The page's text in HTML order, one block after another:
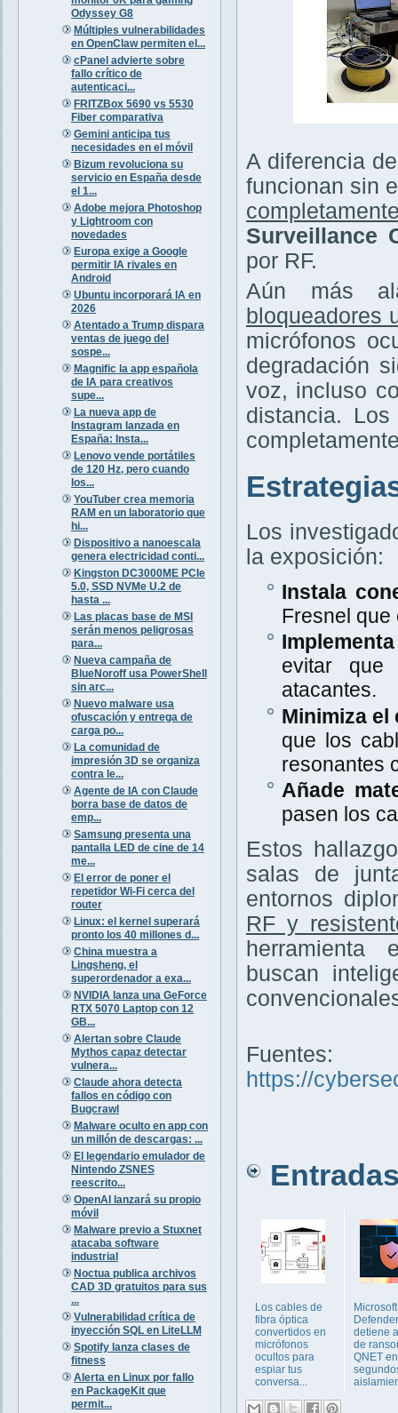
Odyssey G8
Múltiples vulnerabilidades
en OpenClaw permiten el...
cPanel advierte sobre
fallo crítico de
autenticaci...
FRITZBox 5690 vs 5530
Fiber comparativa
Gemini anticipa tus
necesidades en el móvil
Bizum revoluciona su
servicio en España desde
el 1...
Adobe mejora Photoshop
y Lightroom con
novedades
Europa exige a Google
permitir IA rivales en
Android
Ubuntu incorporará IA en
2026
Atentado a Trump dispara
ventas de juego del
sospe...
Magnific la app española
de IA para creativos
supe...
La nueva app de
Instagram lanzada en
España: Insta...
Lenovo vende portátiles
de 120 Hz, pero cuando
los...
YouTuber crea memoria
RAM en un laboratorio que
hi...
Dispositivo a nanoescala
genera electricidad conti...
Kingston DC3000ME PCIe
5.0, SSD NVMe U.2 de
hasta ...
Las placas base de MSI
serán menos peligrosas
para...
Nueva campaña de
BlueNoroff usa PowerShell
sin arc...
Nuevo malware usa
ofuscación y entrega de
carga po...
La comunidad de
impresión 3D se organiza
contra le...
Agente de IA con Claude
borra base de datos de
emp...
Samsung presenta una
pantalla LED de cine de 14
me...
El error de poner el
repetidor Wi-Fi cerca del
router
Linux: el kernel superará
pronto los 40 millones d...
China muestra a
Lingsheng, el
superordenador a exa...
NVIDIA lanza una GeForce
RTX 5070 Laptop con 12
GB...
Alertan sobre Claude
Mythos capaz detectar
vulnera...
Claude ahora detecta
fallos en código con
Bugcrawl
Malware oculto en app con
un millón de descargas: ...
El legendario emulador de
Nintendo ZSNES
reescrito...
OpenAI lanzará su propio
móvil
Malware previo a Stuxnet
atacaba software
industrial
Noctua publica archivos
CAD 3D gratuitos para sus
...
Vulnerabilidad crítica de
inyección SQL en LiteLLM
Spotify lanza clases de
fitness
Alerta en Linux por fallo
en PackageKit que
permit...
A diferencia
funcionan sin
Surveillance
por RF.
Aún más
bloqueadores
micrófonos
degradación
voz, incluso
distancia.
Los
la exposición:
Instala
Fresnel que
evitar que
atacantes.
Minimiza el
que los
resonantes
Añade
pasen los
Estos
salas de
entornos
RF y
herramienta
buscan
Fuentes:
https://
Entradas
Los cables de
fibra óptica
convertidos en
micrófonos
ocultos para
espiar tus
conversa...
Microsoft
Defender
detiene
de
QNET